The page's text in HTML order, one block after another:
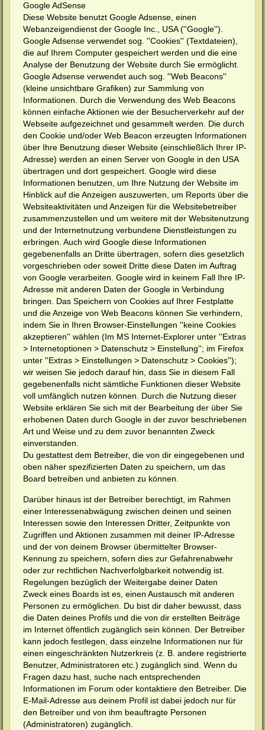
Google AdSense
Diese Website benutzt Google Adsense, einen
Webanzeigendienst der Google Inc., USA (''Google'').
Google Adsense verwendet sog. ''Cookies'' (Textdateien),
die auf Ihrem Computer gespeichert werden und die eine
Analyse der Benutzung der Website durch Sie ermöglicht.
Google Adsense verwendet auch sog. ''Web Beacons''
(kleine unsichtbare Grafiken) zur Sammlung von
Informationen. Durch die Verwendung des Web Beacons
können einfache Aktionen wie der Besucherverkehr auf der
Webseite aufgezeichnet und gesammelt werden. Die durch
den Cookie und/oder Web Beacon erzeugten Informationen
über Ihre Benutzung dieser Website (einschließlich Ihrer IP-
Adresse) werden an einen Server von Google in den USA
übertragen und dort gespeichert. Google wird diese
Informationen benutzen, um Ihre Nutzung der Website im
Hinblick auf die Anzeigen auszuwerten, um Reports über die
Websiteaktivitäten und Anzeigen für die Websitebetreiber
zusammenzustellen und um weitere mit der Websitenutzung
und der Internetnutzung verbundene Dienstleistungen zu
erbringen. Auch wird Google diese Informationen
gegebenenfalls an Dritte übertragen, sofern dies gesetzlich
vorgeschrieben oder soweit Dritte diese Daten im Auftrag
von Google verarbeiten. Google wird in keinem Fall Ihre IP-
Adresse mit anderen Daten der Google in Verbindung
bringen. Das Speichern von Cookies auf Ihrer Festplatte
und die Anzeige von Web Beacons können Sie verhindern,
indem Sie in Ihren Browser-Einstellungen ''keine Cookies
akzeptieren'' wählen (Im MS Internet-Explorer unter ''Extras
> Internetoptionen > Datenschutz > Einstellung''; im Firefox
unter ''Extras > Einstellungen > Datenschutz > Cookies'');
wir weisen Sie jedoch darauf hin, dass Sie in diesem Fall
gegebenenfalls nicht sämtliche Funktionen dieser Website
voll umfänglich nutzen können. Durch die Nutzung dieser
Website erklären Sie sich mit der Bearbeitung der über Sie
erhobenen Daten durch Google in der zuvor beschriebenen
Art und Weise und zu dem zuvor benannten Zweck
einverstanden.
Du gestattest dem Betreiber, die von dir eingegebenen und
oben näher spezifizierten Daten zu speichern, um das
Board betreiben und anbieten zu können.
Darüber hinaus ist der Betreiber berechtigt, im Rahmen
einer Interessenabwägung zwischen deinen und seinen
Interessen sowie den Interessen Dritter, Zeitpunkte von
Zugriffen und Aktionen zusammen mit deiner IP-Adresse
und der von deinem Browser übermittelter Browser-
Kennung zu speichern, sofern dies zur Gefahrenabwehr
oder zur rechtlichen Nachverfolgbarkeit notwendig ist.
Regelungen bezüglich der Weitergabe deiner Daten
Zweck eines Boards ist es, einen Austausch mit anderen
Personen zu ermöglichen. Du bist dir daher bewusst, dass
die Daten deines Profils und die von dir erstellten Beiträge
im Internet öffentlich zugänglich sein können. Der Betreiber
kann jedoch festlegen, dass einzelne Informationen nur für
einen eingeschränkten Nutzerkreis (z. B. andere registrierte
Benutzer, Administratoren etc.) zugänglich sind. Wenn du
Fragen dazu hast, suche nach entsprechenden
Informationen im Forum oder kontaktiere den Betreiber. Die
E-Mail-Adresse aus deinem Profil ist dabei jedoch nur für
den Betreiber und von ihm beauftragte Personen
(Administratoren) zugänglich.